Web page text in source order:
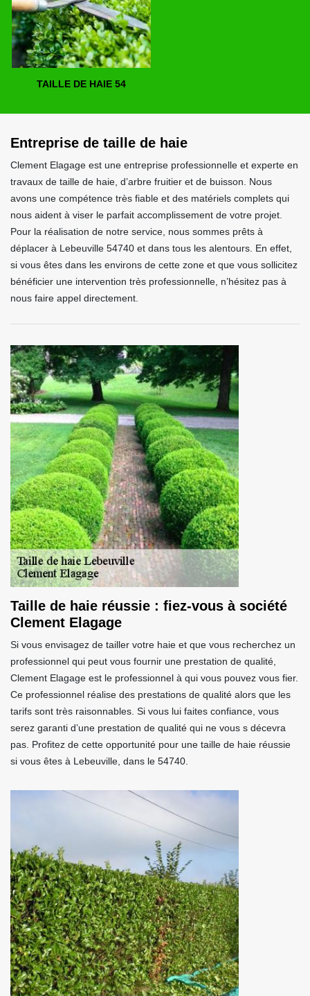
TAILLE DE HAIE 54
Entreprise de taille de haie
Clement Elagage est une entreprise professionnelle et experte en
travaux de taille de haie, d’arbre fruitier et de buisson. Nous
avons une compétence très fiable et des matériels complets qui
nous aident à viser le parfait accomplissement de votre projet.
Pour la réalisation de notre service, nous sommes prêts à
déplacer à Lebeuville 54740 et dans tous les alentours. En effet,
si vous êtes dans les environs de cette zone et que vous sollicitez
bénéficier une intervention très professionnelle, n’hésitez pas à
nous faire appel directement.
Taille de haie réussie : fiez-vous à société
Clement Elagage
Si vous envisagez de tailler votre haie et que vous recherchez un
professionnel qui peut vous fournir une prestation de qualité,
Clement Elagage est le professionnel à qui vous pouvez vous fier.
Ce professionnel réalise des prestations de qualité alors que les
tarifs sont très raisonnables. Si vous lui faites confiance, vous
serez garanti d’une prestation de qualité qui ne vous s décevra
pas. Profitez de cette opportunité pour une taille de haie réussie
si vous êtes à Lebeuville, dans le 54740.